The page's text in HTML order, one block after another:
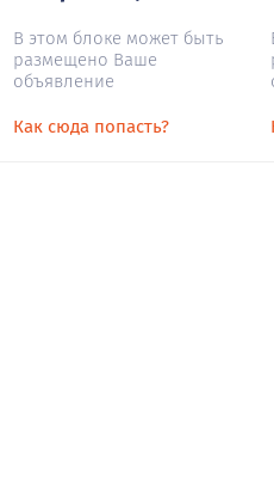
В этом блоке может быть
размещено Ваше
объявление
Как сюда попасть?